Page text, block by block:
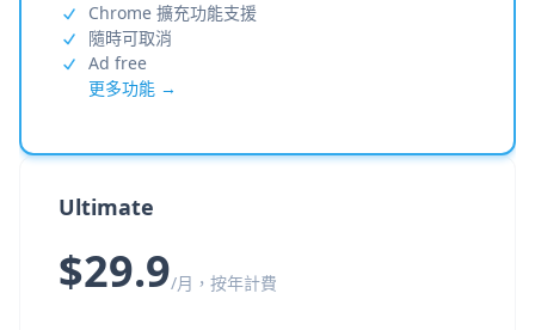
Chrome 擴充功能支援
隨時可取消
Ad free
更多功能 →
Ultimate
$29.9/月，按年計費